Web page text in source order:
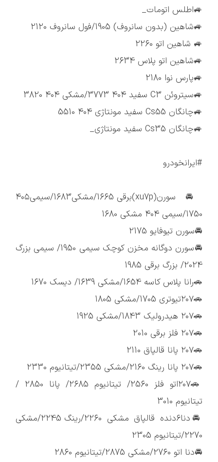
🚙اطلس اتومات_
🚙شاهین (بدون سانروف) 1905/فول سانروف 2120
🚙 شاهین اتو 2260
🚙شاهین اتو پلاس 2634
🚙پارس نوا 2180
🚙سیتروئن C3 سفید ۴۰۴ 3773/مشکی ۴۰۴ 3820
🚙چانگان Cs55 سفید مونتاژی ۴۰۴ 5510
🚙چانگان Cs35 سفید مونتاژی_
#ایرانخودرو
🚘سورن(xu7p)برقی 1665/مشکی1683/سیمی۴۰۵
1750/سیمی ۴۰۴ مشکی 1680
🚘سورن تیوفایو 2175
🚘سورن دوگانه مخزن کوچک سیمی 1950/ سیمی بزرگ
2024/ بزرگ برقی 1985
🚗رانا پلاس کاسه 1654/مشکی 1639/ دیسک 1670
🚗۲۰۷تیوتری 1705/مشکی 1805
🚗۲۰۷ هیدرولیک 1843/مشکی 1925
🚗۲۰۷ فلز برقی 2010
🚗۲۰۷ پانا قالپاق 2110
🚗۲۰۷ پانا رینگ 2160/مشکی 2355/تیتانیوم 2330
🚗۲۰۷اتو فلز 2560/ تیتانیوم 2685/ پانا 2850 /
تیتانیوم 3010
🚘دنا۶دنده قالپاق مشکی 2260/رینگ 2245/مشکی
2270/تیتانیوم 2305
🚘دنا اتو 2760/مشکی 2875/تیتانیوم 2860